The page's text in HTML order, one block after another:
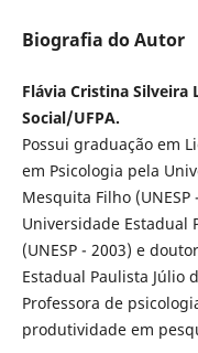
Biografia do Autor
Flávia Cristina Silveira
Social/UFPA.
Possui graduação em
em Psicologia pela
Mesquita Filho
Universidade Estadual
(UNESP - 2003) e
Estadual Paulista Júlio
Professora de
produtividade em